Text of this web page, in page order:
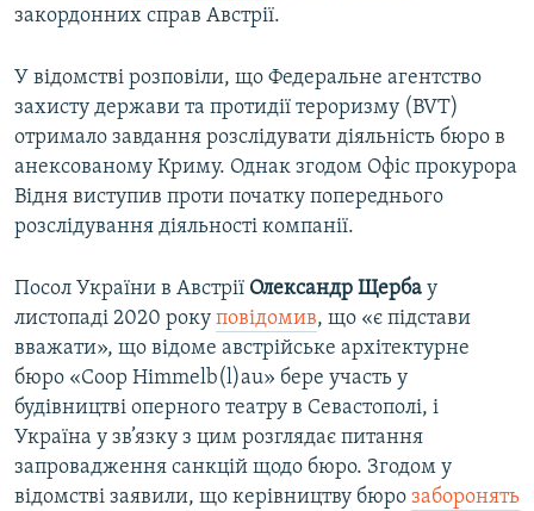
закордонних справ Австрії.
У відомстві розповіли, що Федеральне агентство
захисту держави та протидії тероризму (BVT)
отримало завдання розслідувати діяльність бюро в
анексованому Криму. Однак згодом Офіс прокурора
Відня виступив проти початку попереднього
розслідування діяльності компанії.
Посол України в Австрії Олександр Щерба у
листопаді 2020 року повідомив, що «є підстави
вважати», що відоме австрійське архітектурне
бюро «Coop Himmelb(l)au» бере участь у
будівництві оперного театру в Севастополі, і
Україна у зв’язку з цим розглядає питання
запровадження санкцій щодо бюро. Згодом у
відомстві заявили, що керівництву бюро заборонять